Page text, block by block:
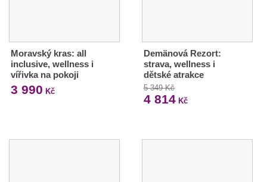
Moravský kras: all
inclusive, wellness i
vířivka na pokoji
3 990 Kč
Demänová Rezort:
strava, wellness i
dětské atrakce
5 349 Kč
4 814Kč